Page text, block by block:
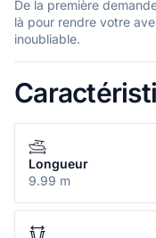
De la première
là pour rendre votre
inoubliable.
Longueur
9.99 m